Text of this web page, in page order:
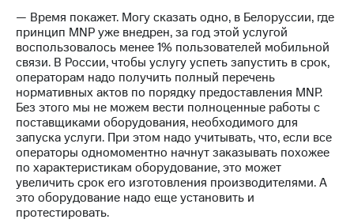
— Время покажет. Могу сказать одно, в Белоруссии, где
принцип MNP уже внедрен, за год этой услугой
воспользовалось менее 1% пользователей мобильной
связи. В России, чтобы услугу успеть запустить в срок,
операторам надо получить полный перечень
нормативных актов по порядку предоставления MNP.
Без этого мы не можем вести полноценные работы с
поставщиками оборудования, необходимого для
запуска услуги. При этом надо учитывать, что, если все
операторы одномоментно начнут заказывать похожее
по характеристикам оборудование, это может
увеличить срок его изготовления производителями. А
это оборудование надо еще установить и
протестировать.